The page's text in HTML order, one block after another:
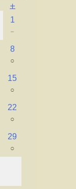
土
1
－
8
○
15
○
22
○
29
○